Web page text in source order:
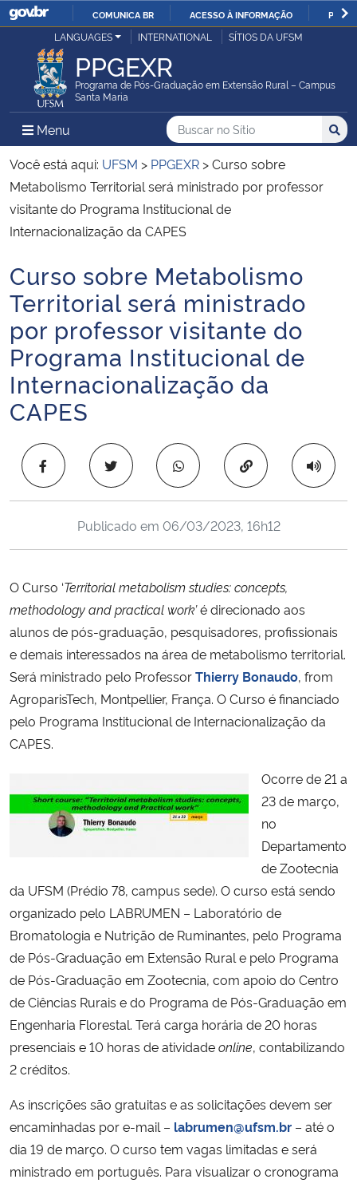
IR
O
COMUNICA BR ACESSO À INFORMAÇÃO
Ministério da Justiça e Segurança Pública
Ministério da Defesa
Ministério das Relações Exteriores
Ministério da Economia
Ministério da Agricultura, Pecuária e Abastecimento
Ministério da Educação
Ministério da Cidadania
Ministério da Saúde
Ministério de Minas e Energia
Ministério da Ciência, Tecnologia, Inovações e Comunicações
Ministério do Turismo
Ministério do Desenvolvimento Regional
Ministério da Mulher, da Família e dos Direitos Humanos
Secretaria-Geral
Secretaria de Governo
Gabinete de Segurança Institucional
Banco Central do Brasil
Planalto
LANGUAGES INTERNATIONAL SÍTIOS DA UFSM
PPGEXR
Programa de Pós-Graduação em Extensão Rural – Campus
Santa Maria
Menu Menu Principal do Sítio
Busca
Buscar no no Sítio
Busca:
Você está aqui: UFSM > PPGEXR >Curso sobre
Metabolismo Territorial será ministrado por professor
visitante do Programa Institucional de
Internacionalização da CAPES
Início do conteúdo
Curso sobre Metabolismo
Territorial será ministrado
por professor visitante do
Programa Institucional de
Internacionalização da
CAPES
Copiar para área
Publicado em 06/03/2023, 16h12
O Curso ‘Territorial metabolism studies: concepts,
methodology and practical work’é direcionado aos
alunos de pós-graduação, pesquisadores, profissionais
e demais interessados na área de metabolismo territorial.
Será ministrado pelo ProfessorThierry Bonaudo, from
AgroparisTech, Montpellier, França. O Curso é financiado
pelo Programa Institucional de Internacionalização da
CAPES.
Ocorre de 21 a
23 de março,
no
Departamento
de Zootecnia
da UFSM (Prédio 78, campus sede). O curso está sendo
organizado pelo LABRUMEN – Laboratório de
Bromatologia e Nutrição de Ruminantes, pelo Programa
de Pós-Graduação em Extensão Rural e pelo Programa
de Pós-Graduação em Zootecnia, com apoio do Centro
de Ciências Rurais e do Programa de Pós-Graduação em
Engenharia Florestal. Terá carga horária de 20 horas
presenciais e 10 horas de atividadeonline, contabilizando
2 créditos.
As inscrições são gratuitas e as solicitações devem ser
encaminhadas por e-mail – labrumen@ufsm.br – até o
dia 19 de março. O curso tem vagas limitadas e será
ministrado em português. Para visualizar o cronograma